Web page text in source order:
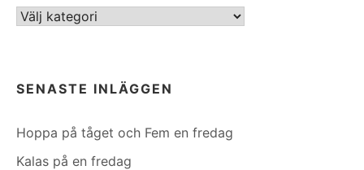
Kategorier
SENASTE INLÄGGEN
Hoppa på tåget och Fem en fredag
Kalas på en fredag